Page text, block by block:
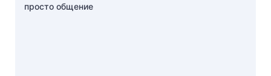
просто общение